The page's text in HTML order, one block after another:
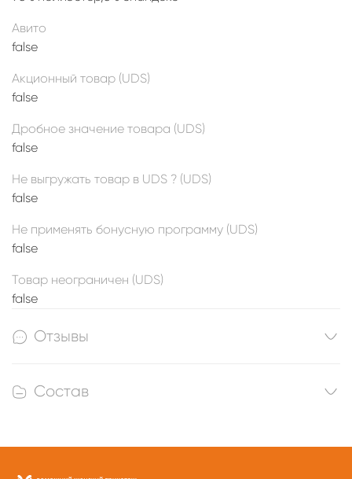
Авито
false
Акционный товар (UDS)
false
Дробное значение товара (UDS)
false
Не выгружать товар в UDS ? (UDS)
false
Не применять бонусную программу (UDS)
false
Товар неограничен (UDS)
false
Отзывы
Состав